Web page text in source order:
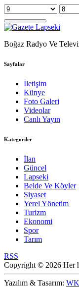
Boğaz Radyo Ve
Sayfalar
İletişim
Künye
Foto Galeri
Videolar
Canlı Yayın
Kategoriler
İlan
Güncel
Lapseki
Belde Ve Köyler
Siyaset
Yerel Yönetim
Turizm
Ekonomi
Spor
Tarım
RSS
Copyright © 2026 Her
Yazılım & Tasarım: